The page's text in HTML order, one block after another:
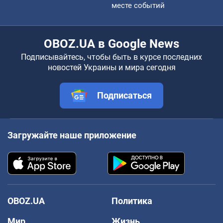
месте событий
OBOZ.UA в Google News
Подписывайтесь, чтобы быть в курсе последних
новостей Украины и мира сегодня
Подписаться
Загружайте наше приложение
OBOZ.UA
Политика